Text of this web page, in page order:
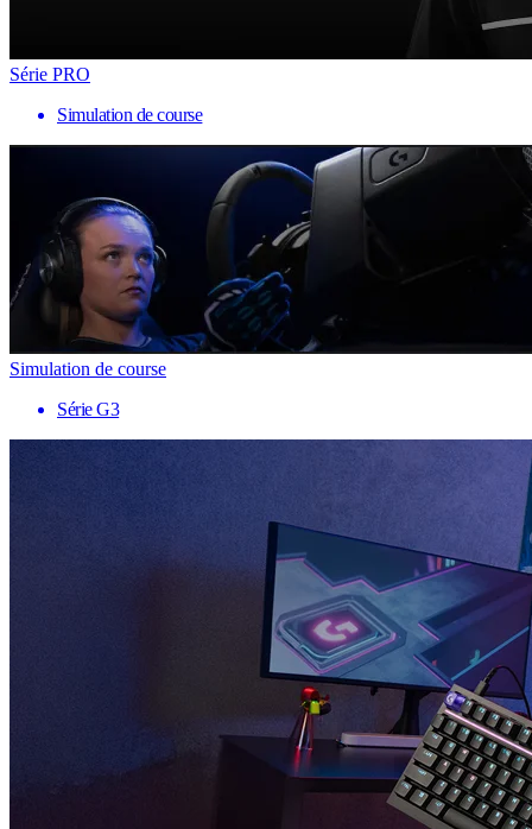
Série PRO
Simulation de course
Simulation de course
Série G3